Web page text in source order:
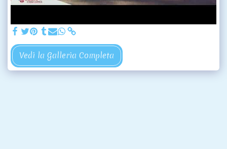
Vedi la Galleria Completa